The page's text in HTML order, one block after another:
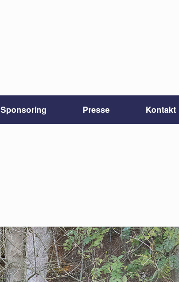
Sponsoring Presse Kontakt